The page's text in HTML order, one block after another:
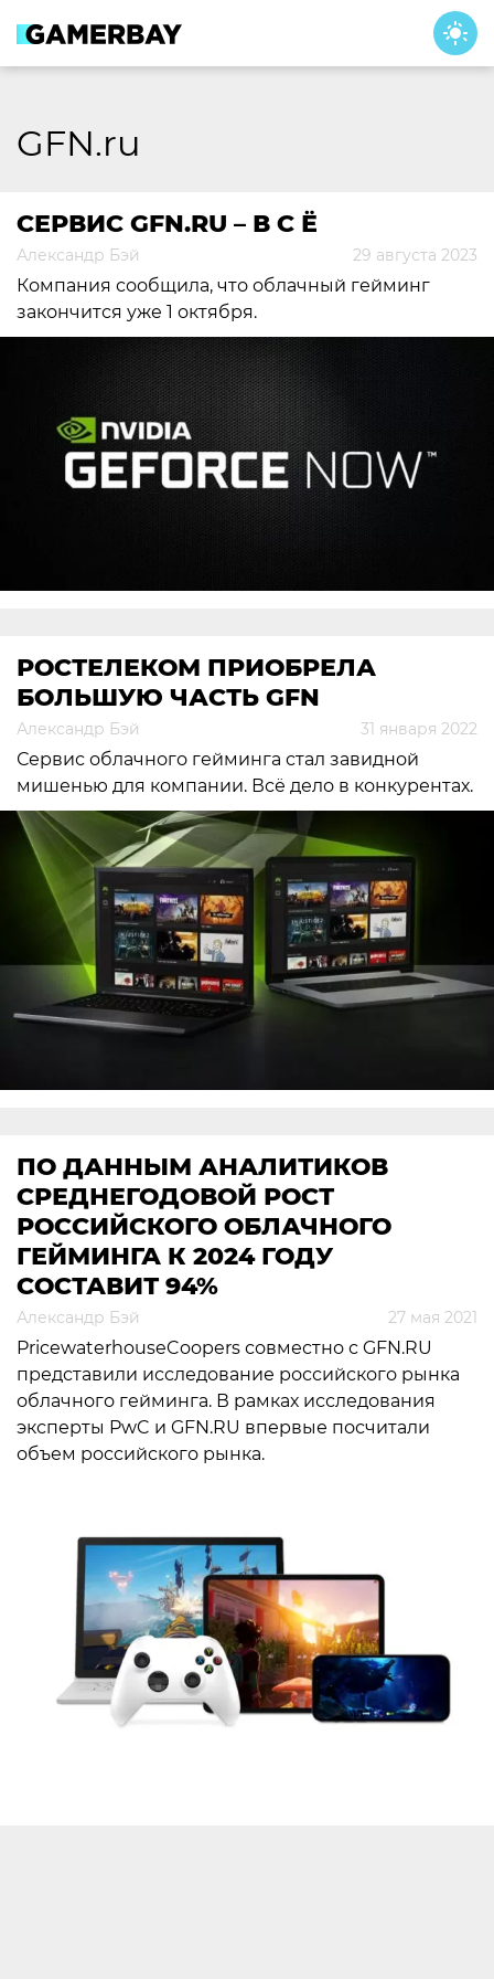
content
GFN.ru
СЕРВИС GFN.RU – В С Ё
Александр Бэй 29 августа 2023
Компания сообщила, что облачный гейминг
закончится уже 1 октября.
РОСТЕЛЕКОМ ПРИОБРЕЛА
БОЛЬШУЮ ЧАСТЬ GFN
Александр Бэй 31 января 2022
Сервис облачного гейминга стал завидной
мишенью для компании. Всё дело в конкурентах.
ПО ДАННЫМ АНАЛИТИКОВ
СРЕДНЕГОДОВОЙ РОСТ
РОССИЙСКОГО ОБЛАЧНОГО
ГЕЙМИНГА К 2024 ГОДУ
СОСТАВИТ 94%
Александр Бэй 27 мая 2021
PricewaterhouseCoopers совместно с GFN.RU
представили исследование российского рынка
облачного гейминга. В рамках исследования
эксперты PwC и GFN.RU впервые посчитали
объем российского рынка.